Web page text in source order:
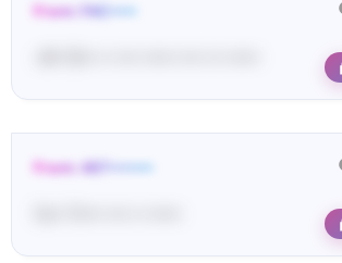
From: FAC•••••
From: 467••••••••